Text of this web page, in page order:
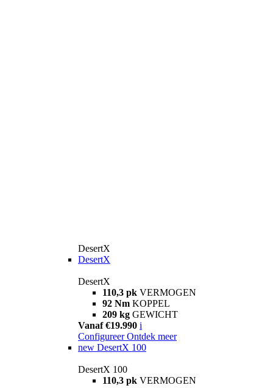
DesertX
DesertX
DesertX
110,3 pk VERMOGEN
92 Nm KOPPEL
209 kg GEWICHT
Vanaf €19.990 i
Configureer Ontdek meer
new DesertX 100
DesertX 100
110,3 pk VERMOGEN